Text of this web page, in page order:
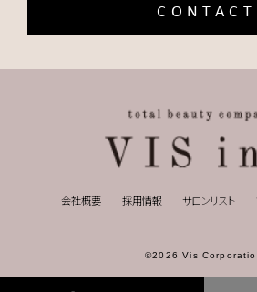
CONTACT
会社概要 採用情報 サロンリスト
©2026 Vis